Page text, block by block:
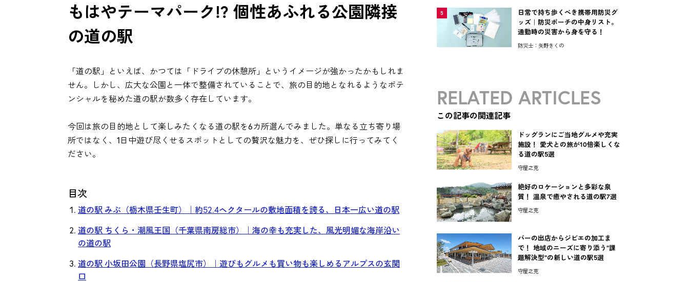
もはやテーマパーク!? 個性あふれる公園隣接
の道の駅
「道の駅」といえば、かつては「ドライブの休憩所」というイメージが強かったかもしれま
せん。しかし、広大な公園と一体で整備されていることで、旅の目的地となれるようなポテ
ンシャルを秘めた道の駅が数多く存在しています。
今回は旅の目的地として楽しみたくなる道の駅を6カ所選んでみました。単なる立ち寄り場
所ではなく、1日中遊び尽くせるスポットとしての贅沢な魅力を、ぜひ探しに行ってみてく
ださい。
目次
道の駅 みぶ（栃木県壬生町）｜約52.4ヘクタールの敷地面積を誇る、日本一広い道の駅
道の駅 ちくら・潮風王国（千葉県南房総市）｜海の幸も充実した、風光明媚な海岸沿い
の道の駅
道の駅 小坂田公園（長野県塩尻市）｜遊びもグルメも買い物も楽しめるアルプスの玄関
口
5
日常で持ち歩くべき携帯用防災グ
ッズ｜防災ポーチの中身リスト。
通勤時の災害から身を守る！
防災士：矢野きくの
RELATED ARTICLES
この記事の関連記事
ドッグランにご当地グルメや充実
施設！ 愛犬との旅が10倍楽しくな
る道の駅5選
守屋之克
絶好のロケーションと多彩な泉
質！ 温泉で癒やされる道の駅7選
守屋之克
バーの出店からジビエの加工ま
で！ 地域のニーズに寄り添う"課
題解決型"の新しい道の駅5選
守屋之克